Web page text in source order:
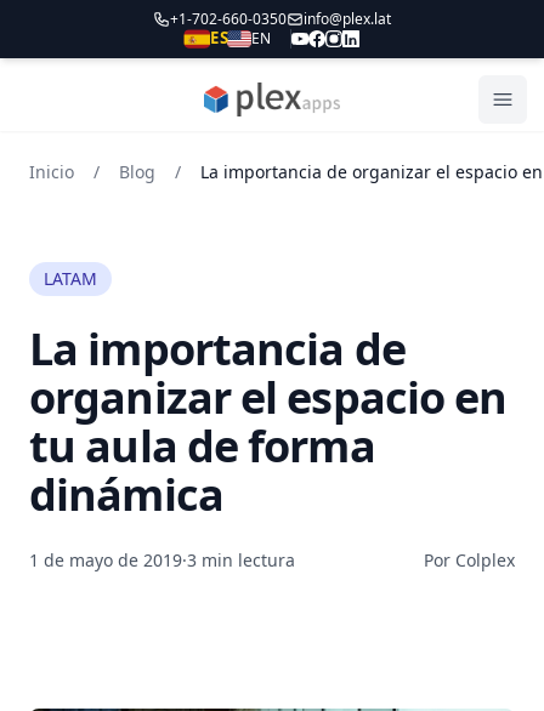
+1-702-660-0350 info@plex.lat
ES EN
PLEXapps
Inicio / Blog /
LATAM
La importancia de
organizar el espacio en
tu aula de forma
dinámica
1 de mayo de 2019·3 min lectura Por Colplex